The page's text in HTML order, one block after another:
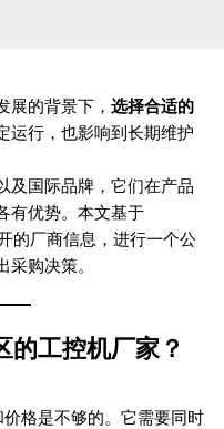
展的背景下， 选择合适的
运行，也影响到长期维护
及国际品牌，它们在产品
有优势。本文基于
的厂商信息，进行一个公
购决策。
的工控机厂家？
格是不够的。它需要同时